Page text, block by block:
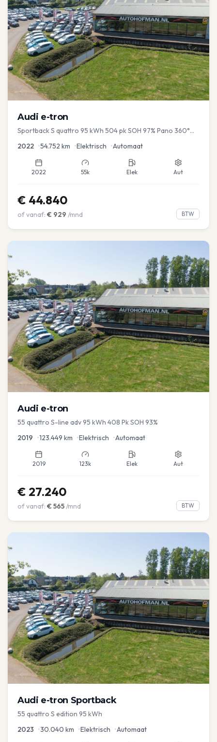
Audi e-tron
Sportback S quattro 95 kWh 504 pk SOH 97% Pano 360°
2022 •54.752 km •Elektrisch •Automaat
2022 55k Elek Aut
€ 44.840
of vanaf: € 929 /mnd BTW
Audi e-tron
55 quattro S-line adv 95 kWh 408 Pk SOH 93%
2019 •123.449 km •Elektrisch •Automaat
2019 123k Elek Aut
€ 27.240
of vanaf: € 565/mnd BTW
Audi e-tron Sportback
55 quattro S edition 95 kWh
2023 •30.040 km •Elektrisch •Automaat